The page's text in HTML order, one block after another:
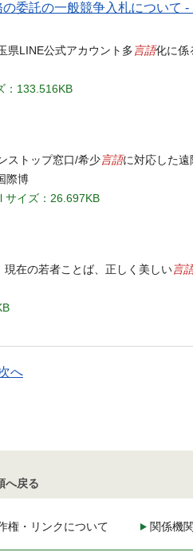
委託の一般競争入札について -
県LINE公式アカウント多 言語化に係
：133.516KB
ストップ窓口/希少言語に対応した遠
際博
サイズ：26.697KB
在の若者ことば、正しく美しい言
へ
へ戻る
権・リンクについて 関係機